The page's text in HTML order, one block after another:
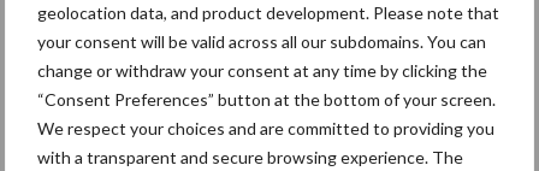
geolocation data, and product development. Please note that
your consent will be valid across all our subdomains. You can
change or withdraw your consent at any time by clicking the
“Consent Preferences” button at the bottom of your screen.
We respect your choices and are committed to providing you
with a transparent and secure browsing experience. The